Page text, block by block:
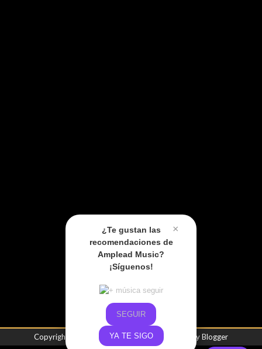
×
¿Te gustan las
recomendaciones de
Amplead Music?
¡Síguenos!
SEGUIR
YA TE SIGO
Copyright © Amplead Music| Powered byBlogger